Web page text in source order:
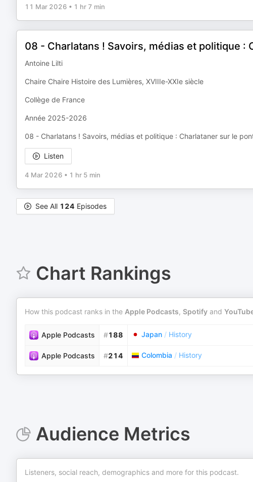
11 Mar 2026 • 1 hr 7 min
08 - Charlatans ! Savoirs, médias et politique :
Antoine Lilti
Chaire Chaire Histoire des Lumières, XVIIIe-XXIe siècle
Collège de France
Année 2025-2026
08 - Charlatans ! Savoirs, médias et politique : Charlataner sur le
Listen
4 Mar 2026 • 1 hr 5 min
See All 124 Episodes
Chart Rankings
How this podcast ranks in the Apple Podcasts, Spotify and
Apple Podcasts #188 Japan / History
Apple Podcasts #214 Colombia / History
Audience Metrics
Listeners, social reach, demographics and more for this podcast.